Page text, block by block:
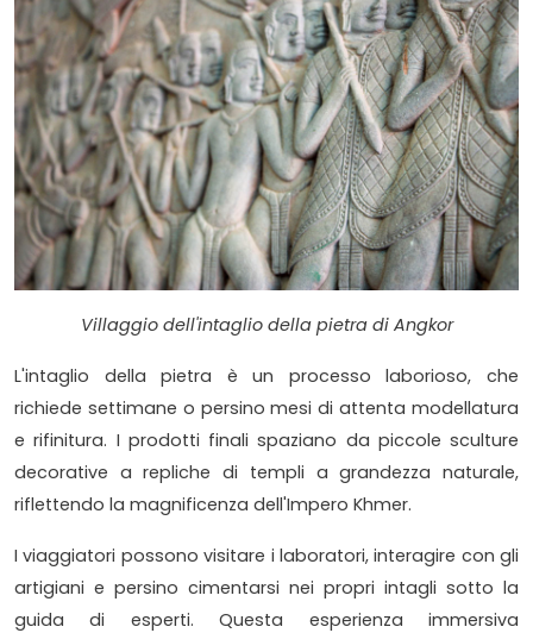
Villaggio dell'intaglio della pietra di Angkor
L'intaglio della pietra è un processo laborioso, che
richiede settimane o persino mesi di attenta modellatura
e rifinitura. I prodotti finali spaziano da piccole sculture
decorative a repliche di templi a grandezza naturale,
riflettendo la magnificenza dell'Impero Khmer.
I viaggiatori possono visitare i laboratori, interagire con gli
artigiani e persino cimentarsi nei propri intagli sotto la
guida di esperti. Questa esperienza immersiva